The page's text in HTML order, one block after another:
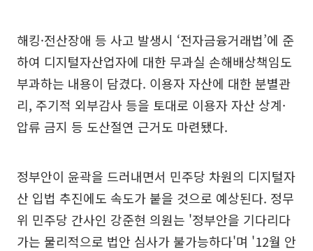
해킹·전산장애 등 사고 발생시 ‘전자금융거래법’에 준
하여 디지털자산업자에 대한 무과실 손해배상책임도
부과하는 내용이 담겼다. 이용자 자산에 대한 분별관
리, 주기적 외부감사 등을 토대로 이용자 자산 상계·
압류 금지 등 도산절연 근거도 마련됐다.
정부안이 윤곽을 드러내면서 민주당 차원의 디지털자
산 입법 추진에도 속도가 붙을 것으로 예상된다. 정무
위 민주당 간사인 강준현 의원는 '정부안을 기다리다
가는 물리적으로 법안 심사가 불가능하다'며 '12월 안